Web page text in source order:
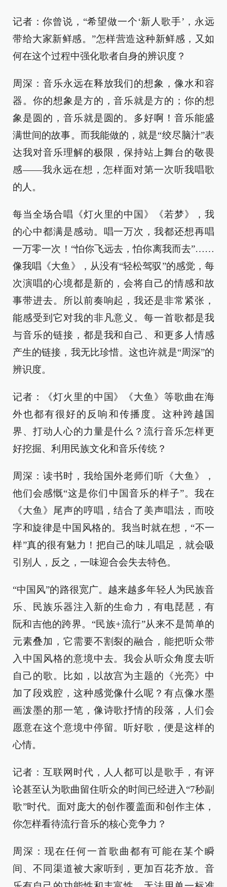
记者：你曾说，“希望做一个‘新人歌手’，永远
带给大家新鲜感。”怎样营造这种新鲜感，又如
何在这个过程中强化歌者自身的辨识度？
周深：音乐永远在释放我们的想象，像水和容
器。你的想象是方的，音乐就是方的；你的想
象是圆的，音乐就是圆的。多好啊！音乐能盛
满世间的故事。而我能做的，就是“绞尽脑汁”表
达我对音乐理解的极限，保持站上舞台的敬畏
感——我永远在想，怎样面对第一次听我唱歌
的人。
每当全场合唱《灯火里的中国》《若梦》，我
的心中都满是感动。唱一万次，我都还想再唱
一万零一次！“怕你飞远去，怕你离我而去”……
像我唱《大鱼》，从没有“轻松驾驭”的感觉，每
次演唱的心境都是新的，会将自己的情感和故
事带进去。所以前奏响起，我还是非常紧张，
能感受到它对我的非凡意义。每一首歌都是我
与音乐的链接，都是我和自己、和更多人情感
产生的链接，我无比珍惜。这也许就是“周深”的
辨识度。
记者：《灯火里的中国》《大鱼》等歌曲在海
外也都有很好的反响和传播度。这种跨越国
界、打动人心的力量是什么？流行音乐怎样更
好挖掘、利用民族文化和音乐传统？
周深：读书时，我给国外老师们听《大鱼》，
他们会感慨“这是你们中国音乐的样子”。我在
《大鱼》尾声的哼唱，结合了美声唱法，而咬
字和旋律是中国风格的。我当时就在想，“不一
样”真的很有魅力！把自己的味儿唱足，就会吸
引别人，反之，一味迎合会失去特色。
“中国风”的路很宽广。越来越多年轻人为民族音
乐、民族乐器注入新的生命力，有电琵琶，有
阮和吉他的跨界。“民族+流行”从来不是简单的
元素叠加，它需要不割裂的融合，能把听众带
入中国风格的意境中去。我会从听众角度去听
自己的歌。比如，以故宫为主题的《光亮》中
加了段戏腔，这种感觉像什么呢？有点像水墨
画泼墨的那一笔，像诗歌抒情的段落，人们会
愿意在这个意境中停留。听好歌，便是这样的
心情。
记者：互联网时代，人人都可以是歌手，有评
论甚至认为歌曲留住听众的时间已经进入“7秒副
歌”时代。面对庞大的创作覆盖面和创作主体，
你怎样看待流行音乐的核心竞争力？
周深：现在任何一首歌曲都有可能在某个瞬
间、不同渠道被大家听到，更加百花齐放。音